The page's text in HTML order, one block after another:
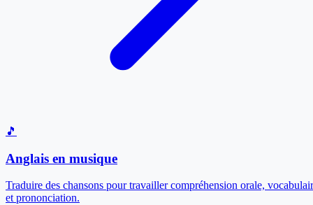
🎵
Anglais en musique
Traduire des chansons pour travailler compréhension orale,
et prononciation.